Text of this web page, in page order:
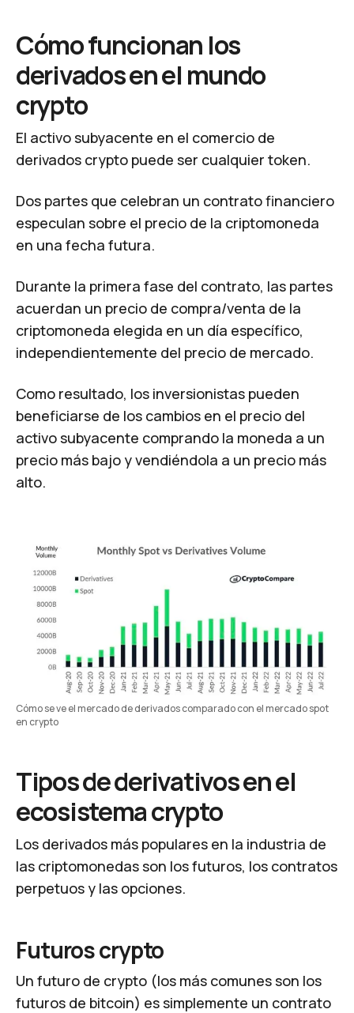
Cómo funcionan los
derivados en el mundo
crypto
El activo subyacente en el comercio de
derivados crypto puede ser cualquier token.
Dos partes que celebran un contrato financiero
especulan sobre el precio de la criptomoneda
en una fecha futura.
Durante la primera fase del contrato, las partes
acuerdan un precio de compra/venta de la
criptomoneda elegida en un día específico,
independientemente del precio de mercado.
Como resultado, los inversionistas pueden
beneficiarse de los cambios en el precio del
activo subyacente comprando la moneda a un
precio más bajo y vendiéndola a un precio más
alto.
Cómo se ve el mercado de derivados comparado con el mercado spot
en crypto
Tipos de derivativos en el
ecosistema crypto
Los derivados más populares en la industria de
las criptomonedas son los futuros, los contratos
perpetuos y las opciones.
Futuros crypto
Un futuro de crypto (los más comunes son los
futuros de bitcoin) es simplemente un contrato